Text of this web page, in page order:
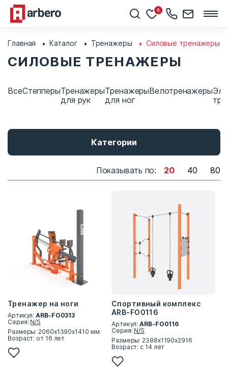
0
Главная Каталог Тренажеры Силовые тренажеры
СИЛОВЫЕ ТРЕНАЖЕРЫ
ВсеСтепперыТренажеры
для рук
Тренажеры
для ног
Велотренажеры
Категории
Показывать по: 20 40 80
Тренажер на ноги
Артикул:ARB-FO0313
Серия: N/S
Размеры: 2060х1390х1410 мм.
Возраст: от 16 лет
Спортивный комплекс
ARB-FO0116
Артикул:ARB-FO0116
Серия: N/S
Размеры: 2388х1190х2916
Возраст: с 14 лет